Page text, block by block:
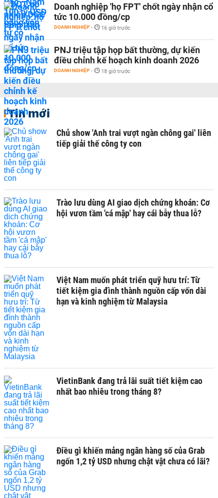
Doanh nghiệp 'họ FPT' chốt ngày nhận cổ
tức 10.000 đồng/cp
DOANH NGHIỆP - 16 giờ trước
PNJ triệu tập họp bất thường, dự kiến
điều chỉnh kế hoạch kinh doanh 2026
DOANH NGHIỆP - 18 giờ trước
Tin mới
Chủ show 'Anh trai vượt ngàn chông gai' liên
tiếp giải thế công ty con
Trào lưu dùng AI giao dịch chứng khoán: Cơ
hội vươn tầm 'cá mập' hay cái bẫy thua lỗ?
Việt Nam muốn phát triển quỹ hưu trí: Từ
tiết kiệm gia đình thành nguồn cấp vốn dài
hạn và kinh nghiệm từ Malaysia
VietinBank đang trả lãi suất tiết kiệm cao
nhất bao nhiêu trong tháng 8?
Điều gì khiến mảng ngân hàng số của Grab
ngốn 1,2 tỷ USD nhưng chật vật chưa có lãi?